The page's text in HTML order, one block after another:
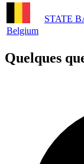
Belgium
STATE
Quelques